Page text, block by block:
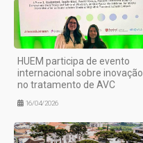
HUEM participa de evento
internacional sobre inovação
no tratamento de AVC
16/04/2026